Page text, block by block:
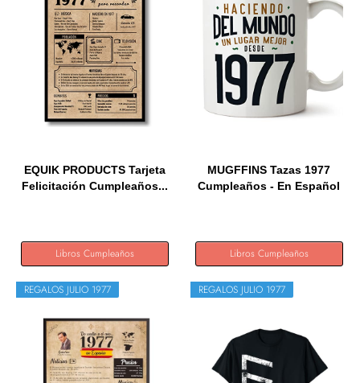
EQUIK PRODUCTS Tarjeta
Felicitación Cumpleaños...
Libros Cumpleaños
MUGFFINS Tazas 1977
Cumpleaños - En Español
Libros Cumpleaños
REGALOS JULIO 1977 REGALOS JULIO 1977